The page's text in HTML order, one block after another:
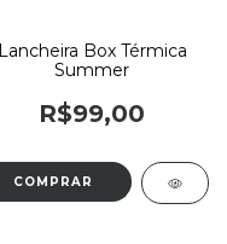
Lancheira Box Térmica
Summer
R$99,00